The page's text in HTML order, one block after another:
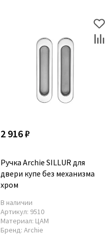
2 916 ₽
Ручка Archie SILLUR для
двери купе без механизма
хром
В наличии
Артикул: 9510
Материал: ЦАМ
Бренд: Archie